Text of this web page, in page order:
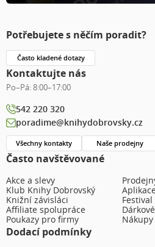
Často navštěvované
Akce a slevy
Klub Knihy Dobrovský
Knižní závisláci
Affiliate spolupráce
Poukazy pro firmy
Dodací podmínky
Potřebujete s něčím poradit?
Často kladené dotazy
Kontaktujte nás
Po–Pá:8:00–17:00
542 220 320
poradime@knihydobrovsky.cz
Všechny kontakty Naše prodejny